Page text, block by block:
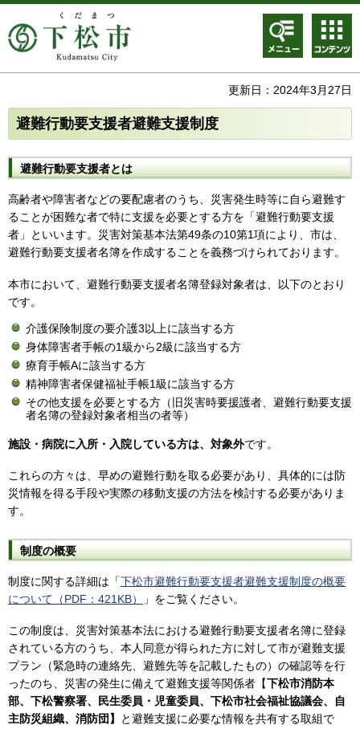
メニュ
ー
コンテ
ンツメ
ニュー
更新日：2024年3月27日
避難行動要支援者避難支援制度
避難行動要支援者とは
高齢者や障害者などの要配慮者のうち、災害発生時等に自ら避難す
ることが困難な者で特に支援を必要とする方を「避難行動要支援
者」といいます。災害対策基本法第49条の10第1項により、市は、
避難行動要支援者名簿を作成することを義務づけられております。
本市において、避難行動要支援者名簿登録対象者は、以下のとおり
です。
介護保険制度の要介護3以上に該当する方
身体障害者手帳の1級から2級に該当する方
療育手帳Aに該当する方
精神障害者保健福祉手帳1級に該当する方
その他支援を必要とする方（旧災害時要援護者、避難行動要支援
者名簿の登録対象者相当の者等）
施設・病院に入所・入院している方は、対象外です。
これらの方々は、早めの避難行動を取る必要があり、具体的には防
災情報を得る手段や実際の移動支援の方法を検討する必要がありま
す。
制度の概要
制度に関する詳細は「下松市避難行動要支援者避難支援制度の概要
について（PDF：421KB）
」をご覧ください。
この制度は、災害対策基本法における避難行動要支援者名簿に登録
されている方のうち、本人同意が得られた方に対して市が避難支援
プラン（緊急時の連絡先、避難先等を記載したもの）の確認等を行
ったのち、災害の発生に備えて避難支援等関係者【下松市消防本
部、下松警察署、民生委員・児童委員、下松市社会福祉協議会、自
主防災組織、消防団】
と避難支援に必要な情報を共有する取組で